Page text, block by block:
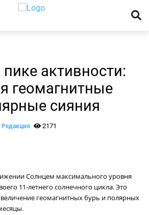
активности:
геомагнитные
сияния
Редакция 2171
Солнцем максимального уровня
11-летнего солнечного цикла. Это
геомагнитных бурь и полярных